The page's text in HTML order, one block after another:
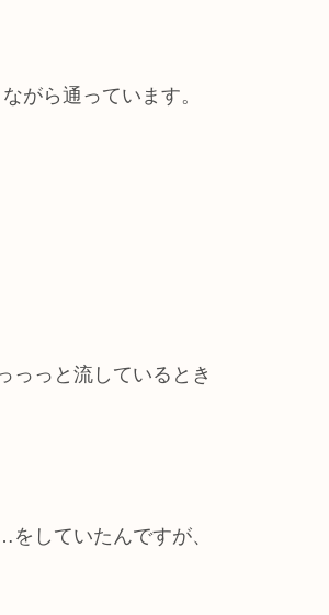
がら通っています。
っっと流しているとき
していたんですが、